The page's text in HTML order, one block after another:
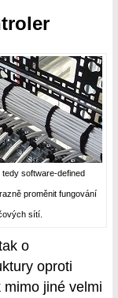
tedy software-defined
proměnit fungování
sítí.
o
oproti
jiné velmi